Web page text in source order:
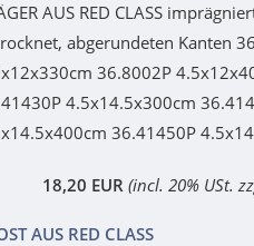
AUS RED CLASS
abgerundeten Kanten
36.8002P
4.5x14.5x300cm
36.41450P
18,20 EUR (incl. 20% USt.
AUS RED CLASS